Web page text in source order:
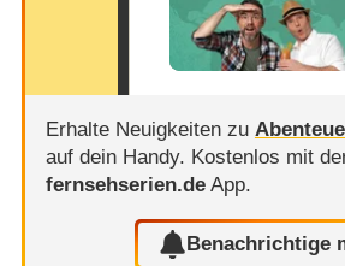
Erhalte Neuigkeiten zu
auf dein Handy. Kostenlos mit
fernsehserien.deApp.
Benachrichtige